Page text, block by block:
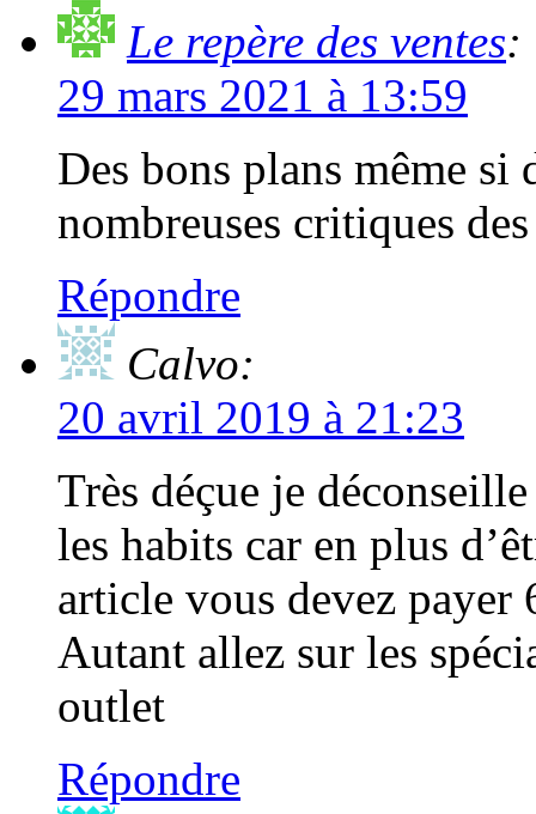
Le repère des ventes:
29 mars 2021 à 13:59
Des bons plans même si
nombreuses critiques
Répondre
Calvo:
20 avril 2019 à 21:23
Très déçue je
les habits car en plus
article vous devez payer
Autant allez sur les
outlet
Répondre